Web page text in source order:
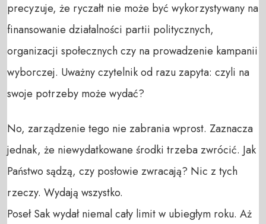
precyzuje, że ryczałt nie może być wykorzystywany na
finansowanie działalności partii politycznych,
organizacji społecznych czy na prowadzenie kampanii
wyborczej. Uważny czytelnik od razu zapyta: czyli na
swoje potrzeby może wydać?
No, zarządzenie tego nie zabrania wprost. Zaznacza
jednak, że niewydatkowane środki trzeba zwrócić. Jak
Państwo sądzą, czy posłowie zwracają? Nic z tych
rzeczy. Wydają wszystko.
Poseł Sak wydał niemal cały limit w ubiegłym roku. Aż